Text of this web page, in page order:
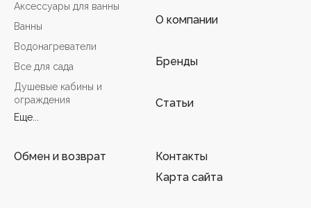
Аксессуары для ванны
Ванны
Водонагреватели
Все для сада
Душевые кабины и
ограждения
Еще...
О компании
Бренды
Статьи
Обмен и возврат
Контакты
Карта сайта